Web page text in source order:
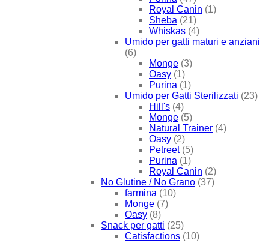
Royal Canin (1)
Sheba (21)
Whiskas (4)
Umido per gatti maturi e anziani
(6)
Monge (3)
Oasy (1)
Purina (1)
Umido per Gatti Sterilizzati (23)
Hill's (4)
Monge (5)
Natural Trainer (4)
Oasy (2)
Petreet (5)
Purina (1)
Royal Canin (2)
No Glutine / No Grano (37)
farmina (10)
Monge (7)
Oasy (8)
Snack per gatti (25)
Catisfactions (10)